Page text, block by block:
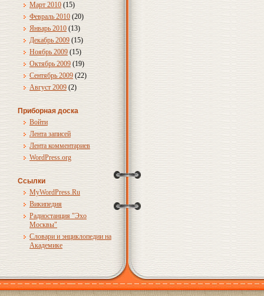
Март 2010 (15)
Февраль 2010 (20)
Январь 2010 (13)
Декабрь 2009 (15)
Ноябрь 2009 (15)
Октябрь 2009 (19)
Сентябрь 2009 (22)
Август 2009 (2)
Приборная доска
Войти
Лента записей
Лента комментариев
WordPress.org
Ссылки
MyWordPress.Ru
Википедия
Радиостанция "Эхо
Москвы"
Словари и энциклопедии на
Академике